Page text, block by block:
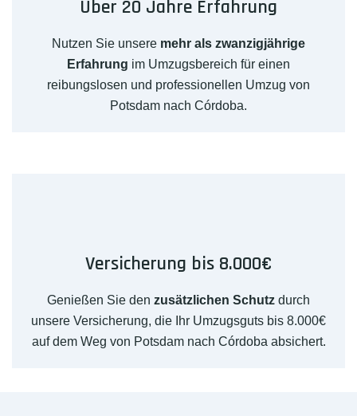
Über 20 Jahre Erfahrung
Nutzen Sie unsere mehr als zwanzigjährige
Erfahrung im Umzugsbereich für einen
reibungslosen und professionellen Umzug von
Potsdam nach Córdoba.
Versicherung bis 8.000€
Genießen Sie den zusätzlichen Schutz durch
unsere Versicherung, die Ihr Umzugsguts bis 8.000€
auf dem Weg von Potsdam nach Córdoba absichert.